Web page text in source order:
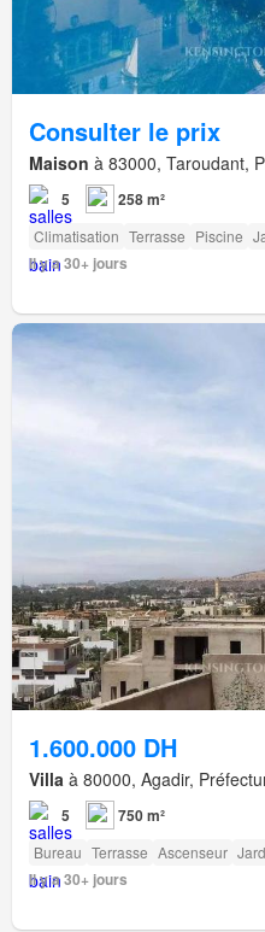
Consulter le prix
Maison à 83000, Taroudant,
5 258 m²
Climatisation Terrasse Piscine
Il y a 30+ jours
1.600.000 DH
Villa à 80000, Agadir,
5 750 m²
Bureau Terrasse Ascenseur
Il y a 30+ jours